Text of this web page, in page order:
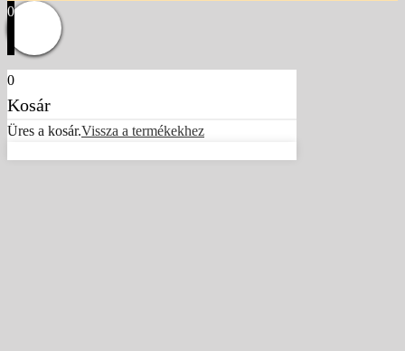
0
0
Kosár
Üres a kosár.Vissza a termékekhez